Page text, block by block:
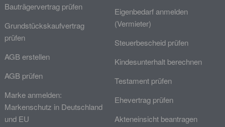
Bauträgervertrag prüfen
Grundstückskaufvertrag
prüfen
AGB erstellen
AGB prüfen
Marke anmelden:
Markenschutz in Deutschland
und EU
Eigenbedarf anmelden
(Vermieter)
Steuerbescheid prüfen
Kindesunterhalt berechnen
Testament prüfen
Ehevertrag prüfen
Akteneinsicht beantragen